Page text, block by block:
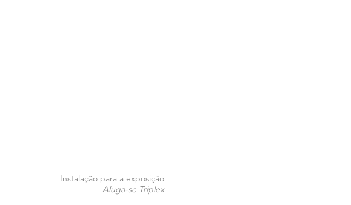
Instalação para a exposição
Aluga-se Triplex